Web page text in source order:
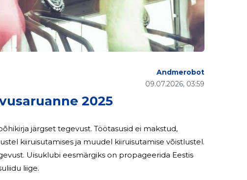
2025
09.07.2026, 03:59
Andmerobot
järgset tegevust. Töötasusid ei makstud,
kiiruisutamises ja muudel kiiruisutamise võistlustel.
Uisuklubi eesmärgiks on propageerida Eestis
liige.